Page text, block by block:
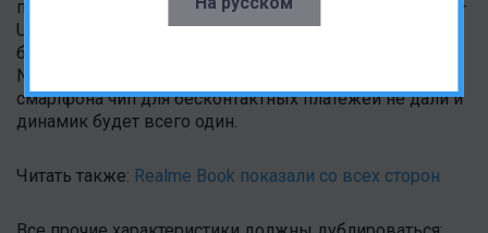
первого флеш-накопитель будет UFS 2.2, а у второго —
UFS 3.1. Выгодно Realme GT Explorer Master Edition
будет отличаться от своего собрата наличием модуля
NFC и двух динамиков, тогда как базовой версии
смартфона чип для бесконтактных платежей не дали и
динамик будет всего один.
Читать также: Realme Book показали со всех сторон